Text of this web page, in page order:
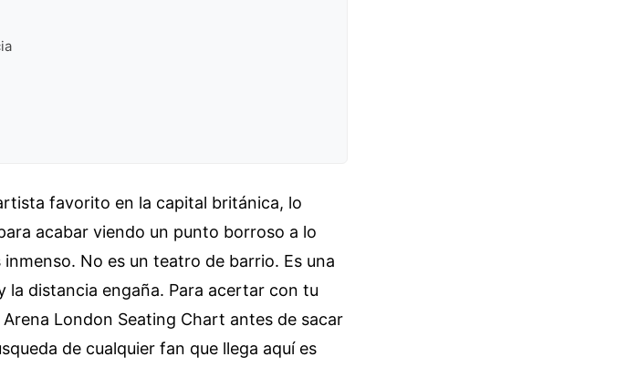
favorito en la capital británica, lo
acabar viendo un punto borroso a lo
No es un teatro de barrio. Es una
distancia engaña. Para acertar con tu
London Seating Chart antes de sacar
de cualquier fan que llega aquí es